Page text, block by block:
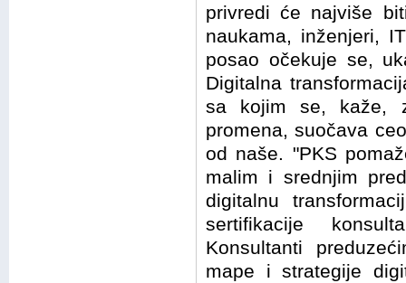
privredi će najviše
naukama, inženjeri,
posao očekuje se,
Digitalna
sa kojim se, kaže,
promena, suočava
od naše. "PKS
malim i srednjim
digitalnu
sertifikacije
Konsultanti
mape i strategije